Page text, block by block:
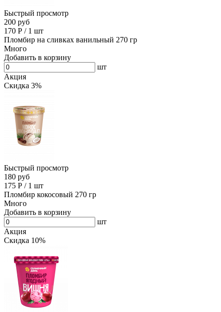
Быстрый просмотр
200 руб
170 Р / 1 шт
Пломбир на сливках ванильный 270 гр
Много
Добавить в корзину
шт
Акция
Скидка 3%
Быстрый просмотр
180 руб
175 Р / 1 шт
Пломбир кокосовый 270 гр
Много
Добавить в корзину
шт
Акция
Скидка 10%